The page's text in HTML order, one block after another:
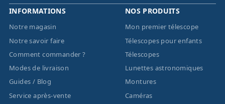
INFORMATIONS
Notre magasin
Notre savoir faire
Comment commander ?
Modes de livraison
Guides / Blog
Service après-vente
NOS PRODUITS
Mon premier télescope
Télescopes pour enfants
Télescopes
Lunettes astronomiques
Montures
Caméras